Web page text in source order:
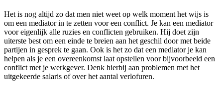
Het is nog altijd zo dat men niet weet op welk moment het wijs is
om een mediator in te zetten voor een conflict. Je kan een mediator
voor eigenlijk alle ruzies en conflicten gebruiken. Hij doet zijn
uiterste best om een einde te breien aan het geschil door met beide
partijen in gesprek te gaan. Ook is het zo dat een mediator je kan
helpen als je een overeenkomst laat opstellen voor bijvoorbeeld een
conflict met je werkgever. Denk hierbij aan problemen met het
uitgekeerde salaris of over het aantal verlofuren.